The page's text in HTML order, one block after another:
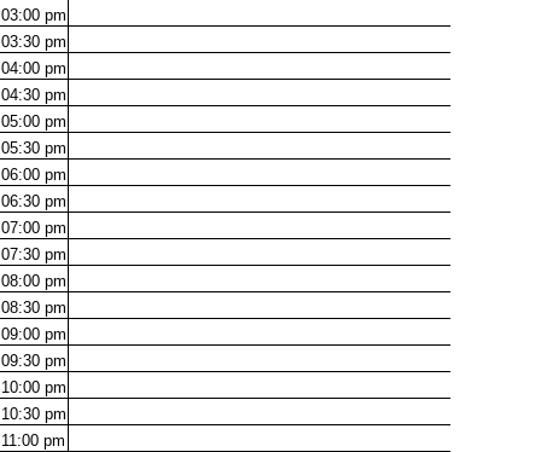
03:00 pm
03:30 pm
04:00 pm
04:30 pm
05:00 pm
05:30 pm
06:00 pm
06:30 pm
07:00 pm
07:30 pm
08:00 pm
08:30 pm
09:00 pm
09:30 pm
10:00 pm
10:30 pm
11:00 pm